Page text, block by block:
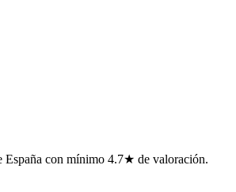
España con mínimo 4.7★ de valoración.